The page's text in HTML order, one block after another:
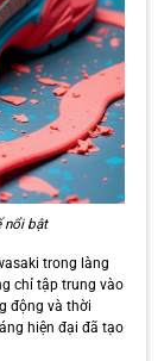
nổi bật
trong làng
chỉ tập trung vào
động và thời
hiện đại đã tạo